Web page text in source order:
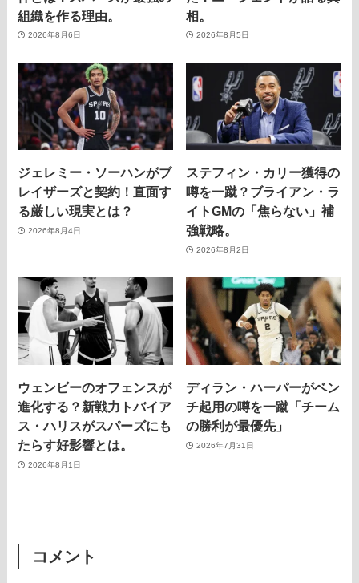
組織を作る理由。
2026年8月6日
相。
2026年8月5日
ジェレミー・ソーハンがブ
レイザーズと契約！直面す
る厳しい現実とは？
2026年8月4日
ステフィン・カリー獲得の
噂を一蹴？ブライアン・ラ
イトGMの「焦らない」補
強戦略。
2026年8月2日
ウェンビーのオフェンスが
進化する？新戦力トバイア
ス・ハリスがスパーズにも
たらす好影響とは。
2026年8月1日
ディラン・ハーパーがベン
チ起用の噂を一蹴「チーム
の勝利が最優先」
2026年7月31日
コメント